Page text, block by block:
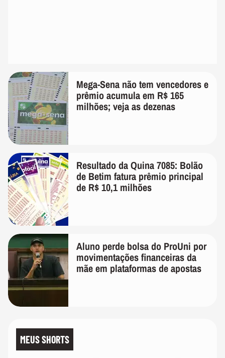
Mega-Sena não tem vencedores e
prêmio acumula em R$ 165
milhões; veja as dezenas
Resultado da Quina 7085: Bolão
de Betim fatura prêmio principal
de R$ 10,1 milhões
Aluno perde bolsa do ProUni por
movimentações financeiras da
mãe em plataformas de apostas
MEUS SHORTS